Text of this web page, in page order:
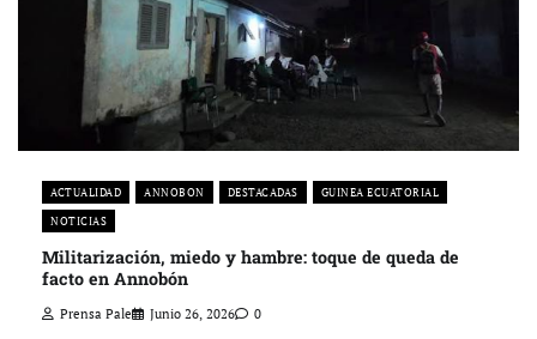
ACTUALIDAD ANNOBON DESTACADAS
GUINEA ECUATORIAL
NOTICIAS
Militarización, miedo y hambre: toque de queda de
facto en Annobón
Prensa Pale Junio 26, 2026 0